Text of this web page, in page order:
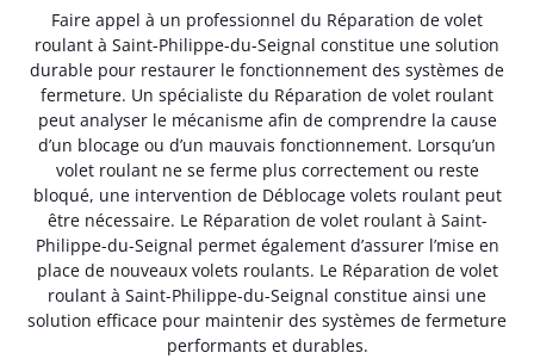
Faire appel à un professionnel du Réparation de volet
roulant à Saint-Philippe-du-Seignal constitue une solution
durable pour restaurer le fonctionnement des systèmes de
fermeture. Un spécialiste du Réparation de volet roulant
peut analyser le mécanisme afin de comprendre la cause
d’un blocage ou d’un mauvais fonctionnement. Lorsqu’un
volet roulant ne se ferme plus correctement ou reste
bloqué, une intervention de Déblocage volets roulant peut
être nécessaire. Le Réparation de volet roulant à Saint-
Philippe-du-Seignal permet également d’assurer l’mise en
place de nouveaux volets roulants. Le Réparation de volet
roulant à Saint-Philippe-du-Seignal constitue ainsi une
solution efficace pour maintenir des systèmes de fermeture
performants et durables.